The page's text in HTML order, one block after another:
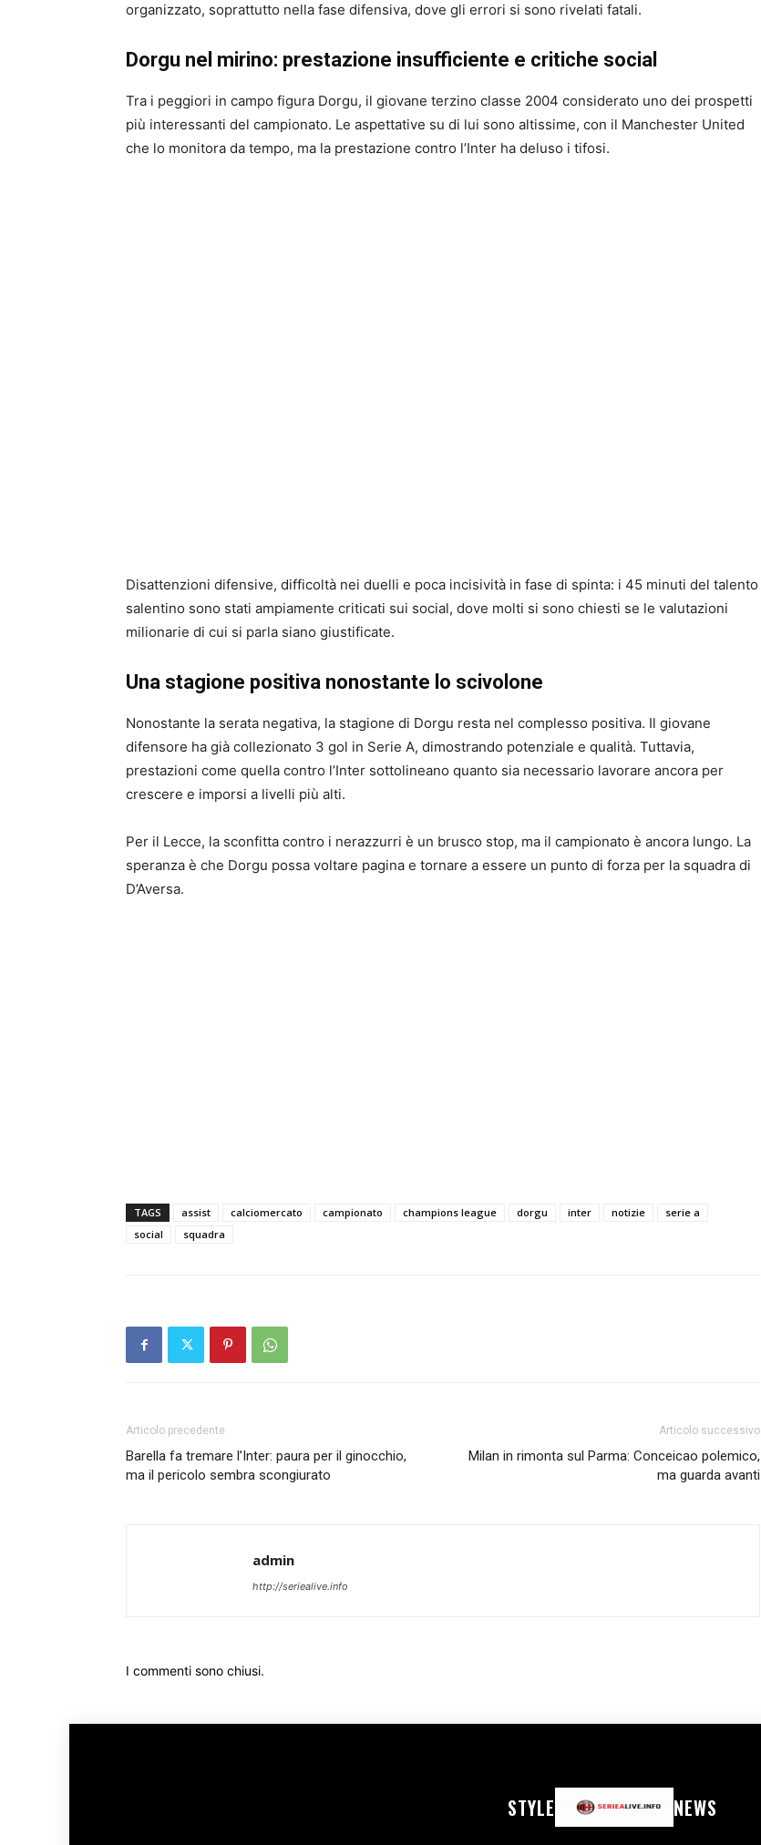
organizzato, soprattutto nella fase difensiva, dove gli errori si sono rivelati fatali.
Dorgu nel mirino: prestazione insufficiente e critiche social
Tra i peggiori in campo figura Dorgu, il giovane terzino classe 2004 considerato uno dei prospetti
più interessanti del campionato. Le aspettative su di lui sono altissime, con il Manchester United
che lo monitora da tempo, ma la prestazione contro l’Inter ha deluso i tifosi.
Disattenzioni difensive, difficoltà nei duelli e poca incisività in fase di spinta: i 45 minuti del talento
salentino sono stati ampiamente criticati sui social, dove molti si sono chiesti se le valutazioni
milionarie di cui si parla siano giustificate.
Una stagione positiva nonostante lo scivolone
Nonostante la serata negativa, la stagione di Dorgu resta nel complesso positiva. Il giovane
difensore ha già collezionato 3 gol in Serie A, dimostrando potenziale e qualità. Tuttavia,
prestazioni come quella contro l’Inter sottolineano quanto sia necessario lavorare ancora per
crescere e imporsi a livelli più alti.
Per il Lecce, la sconfitta contro i nerazzurri è un brusco stop, ma il campionato è ancora lungo. La
speranza è che Dorgu possa voltare pagina e tornare a essere un punto di forza per la squadra di
D’Aversa.
TAGS assist calciomercato campionato champions league dorgu inter notizie
serie a
social
squadra
Articolo precedente
Barella fa tremare l’Inter: paura per il ginocchio,
ma il pericolo sembra scongiurato
Articolo successivo
Milan in rimonta sul Parma: Conceicao polemico,
ma guarda avanti
admin
http://seriealive.info
I commenti sono chiusi.
STYLE NEWS